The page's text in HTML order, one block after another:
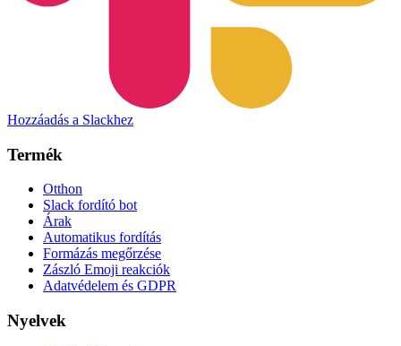
Hozzáadás a Slackhez
Termék
Otthon
Slack fordító bot
Árak
Automatikus fordítás
Formázás megőrzése
Zászló Emoji reakciók
Adatvédelem és GDPR
Nyelvek